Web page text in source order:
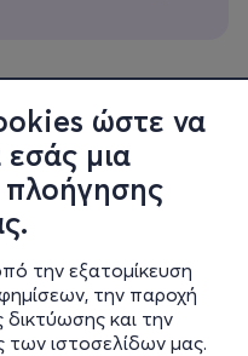
ώστε να
μια
πλοήγησης
την εξατομίκευση
την παροχή
δικτύωσης και την
των ιστοσελίδων μας.